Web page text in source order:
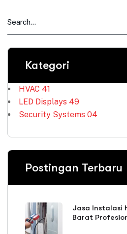
Kategori
HVAC 41
LED Displays 49
Security Systems 04
Postingan Terbaru
Jasa Instalasi
Barat